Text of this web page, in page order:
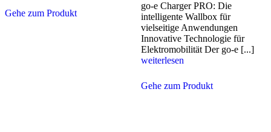
Gehe zum Produkt
go-e Charger PRO: Die
intelligente Wallbox für
vielseitige Anwendungen
Innovative Technologie für
Elektromobilität Der go-e [...]
weiterlesen
Gehe zum Produkt